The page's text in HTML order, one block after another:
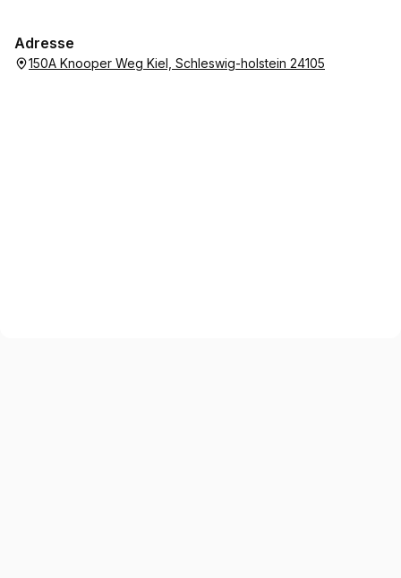
Adresse
150A Knooper Weg Kiel, Schleswig-holstein 24105